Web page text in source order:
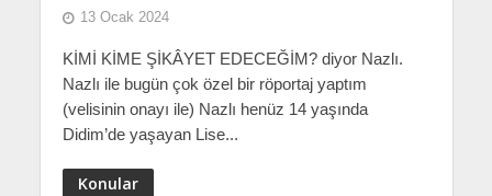
13 Ocak 2024
KİMİ KİME ŞİKÂYET EDECEĞİM? diyor Nazlı.
Nazlı ile bugün çok özel bir röportaj yaptım
(velisinin onayı ile) Nazlı henüz 14 yaşında
Didim’de yaşayan Lise...
Konular